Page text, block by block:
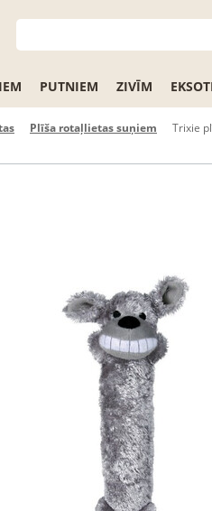
PUTNIEM ZIVĪM
Plīša rotaļlietas suņiem Trixie